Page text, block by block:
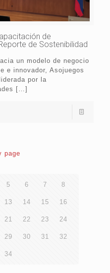
de
de Sostenibilidad
un modelo de negocio
e innovador, Asojuegos
por la
[…]
page
5 6 7 8
13 14 15 16
21 22 23 24
29 30 31 32
34